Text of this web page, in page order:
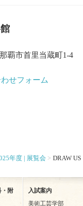
覇市首里当蔵町1-4
せフォーム
年度 | 展覧会 DRAW US
・附
入試案内
美術工芸学部